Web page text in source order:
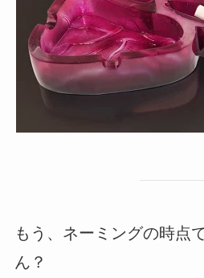
もう、ネーミングの時点
ん？